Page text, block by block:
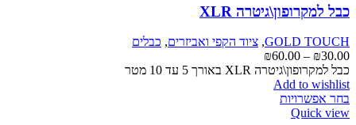
ניתן
לבחור
את
האפשרויות
בעמוד
המוצר
כבל למקרופון\גיטרה XLR
GOLD TOUCH
, ציוד הקפי ואביזרים, כבלים
₪30.00
–
₪60.00
מחירים:כבל למקרופון\גיטרה XLR באורך 5 עד 10 מטר
Add to wishlist
בחר אפשרויות
Quick view